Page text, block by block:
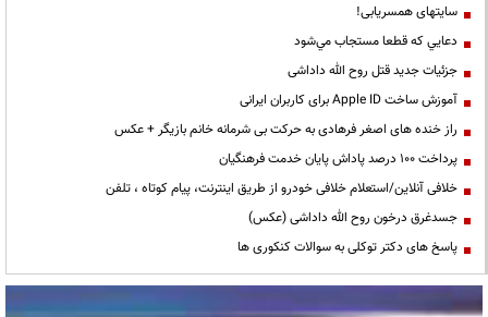
سایتهای همسریابی!
دعايي كه قطعا مستجاب مي‌شود
جزئیات جدید قتل روح الله داداشی
آموزش ساخت Apple ID برای کاربران ایرانی
راز خنده های اصغر فرهادی به حرکت بی شرمانه خانم بازیگر + عکس
پرداخت ۱۰۰ درصد پاداش پایان خدمت فرهنگیان
خلافی آنلاین/استعلام خلافی خودرو از طریق اینترنت، پیام کوتاه ، تلفن
جسدغرق درخون روح الله داداشی (عکس)
پاسخ های دکتر توکلی به سوالات کنکوری ها